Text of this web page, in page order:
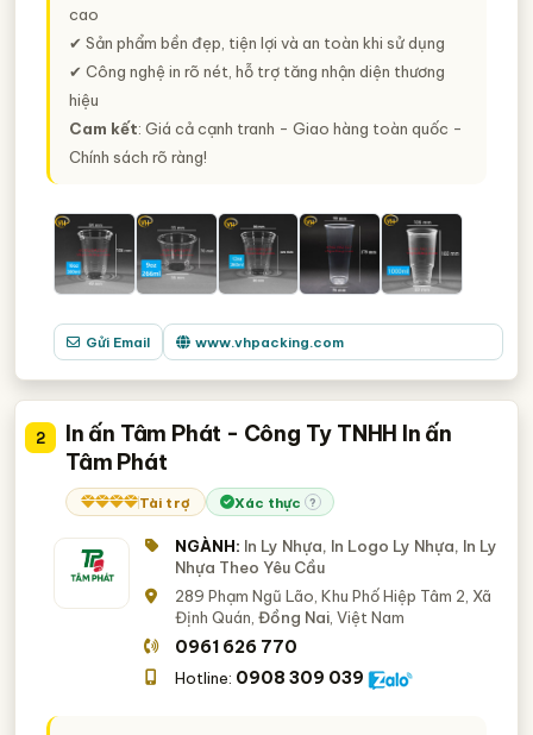
cao
✔ Sản phẩm bền đẹp, tiện lợi và an toàn khi sử dụng
✔ Công nghệ in rõ nét, hỗ trợ tăng nhận diện thương
hiệu
Cam kết: Giá cả cạnh tranh - Giao hàng toàn quốc -
Chính sách rõ ràng!
Gửi Email www.vhpacking.com
2
In ấn Tâm Phát - Công Ty TNHH In ấn
Tâm Phát
Tài trợ Xác thực ?
NGÀNH: In Ly Nhựa, In Logo Ly Nhựa, In Ly
Nhựa Theo Yêu Cầu
289 Phạm Ngũ Lão, Khu Phố Hiệp Tâm 2, Xã
Định Quán,Đồng Nai , Việt Nam
0961 626 770
Hotline: 0908 309 039